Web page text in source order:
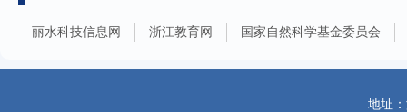
丽水科技信息网 浙江教育网 国家自然科学基金委员会
地址